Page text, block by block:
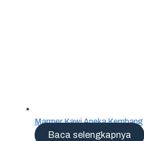
Marmer Kawi Aneka Kembang
Baca selengkapnya